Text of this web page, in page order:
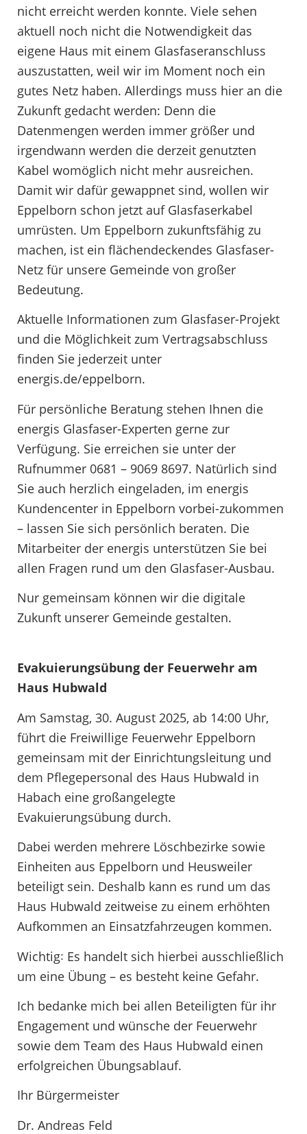
nicht erreicht werden konnte. Viele sehen
aktuell noch nicht die Notwendigkeit das
eigene Haus mit einem Glasfaseranschluss
auszustatten, weil wir im Moment noch ein
gutes Netz haben. Allerdings muss hier an die
Zukunft gedacht werden: Denn die
Datenmengen werden immer größer und
irgendwann werden die derzeit genutzten
Kabel womöglich nicht mehr ausreichen.
Damit wir dafür gewappnet sind, wollen wir
Eppelborn schon jetzt auf Glasfaserkabel
umrüsten. Um Eppelborn zukunftsfähig zu
machen, ist ein flächendeckendes Glasfaser-
Netz für unsere Gemeinde von großer
Bedeutung.
Aktuelle Informationen zum Glasfaser-Projekt
und die Möglichkeit zum Vertragsabschluss
finden Sie jederzeit unter
energis.de/eppelborn.
Für persönliche Beratung stehen Ihnen die
energis Glasfaser-Experten gerne zur
Verfügung. Sie erreichen sie unter der
Rufnummer 0681 – 9069 8697. Natürlich sind
Sie auch herzlich eingeladen, im energis
Kundencenter in Eppelborn vorbei-zukommen
– lassen Sie sich persönlich beraten. Die
Mitarbeiter der energis unterstützen Sie bei
allen Fragen rund um den Glasfaser-Ausbau.
Nur gemeinsam können wir die digitale
Zukunft unserer Gemeinde gestalten.
Evakuierungsübung der Feuerwehr am
Haus Hubwald
Am Samstag, 30. August 2025, ab 14:00 Uhr,
führt die Freiwillige Feuerwehr Eppelborn
gemeinsam mit der Einrichtungsleitung und
dem Pflegepersonal des Haus Hubwald in
Habach eine großangelegte
Evakuierungsübung durch.
Dabei werden mehrere Löschbezirke sowie
Einheiten aus Eppelborn und Heusweiler
beteiligt sein. Deshalb kann es rund um das
Haus Hubwald zeitweise zu einem erhöhten
Aufkommen an Einsatzfahrzeugen kommen.
Wichtig꞉ Es handelt sich hierbei ausschließlich
um eine Übung – es besteht keine Gefahr.
Ich bedanke mich bei allen Beteiligten für ihr
Engagement und wünsche der Feuerwehr
sowie dem Team des Haus Hubwald einen
erfolgreichen Übungsablauf.
Ihr Bürgermeister
Dr. Andreas Feld